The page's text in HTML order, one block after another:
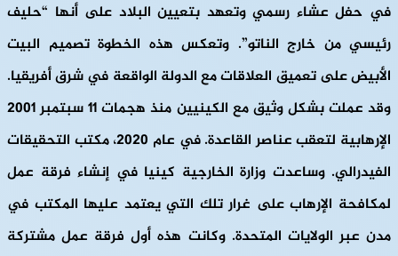
في حفل عشاء رسمي وتعهد بتعيين البلاد على أنها “حليف
رئيسي من خارج الناتو”. وتعكس هذه الخطوة تصميم البيت
الأبيض على تعميق العلاقات مع الدولة الواقعة في شرق أفريقيا.
وقد عملت بشكل وثيق مع الكينيين منذ هجمات 11 سبتمبر 2001
الإرهابية لتعقب عناصر القاعدة. في عام 2020، مكتب التحقيقات
الفيدرالي. وساعدت وزارة الخارجية كينيا في إنشاء فرقة عمل
لمكافحة الإرهاب على غرار تلك التي يعتمد عليها المكتب في
مدن عبر الولايات المتحدة. وكانت هذه أول فرقة عمل مشتركة